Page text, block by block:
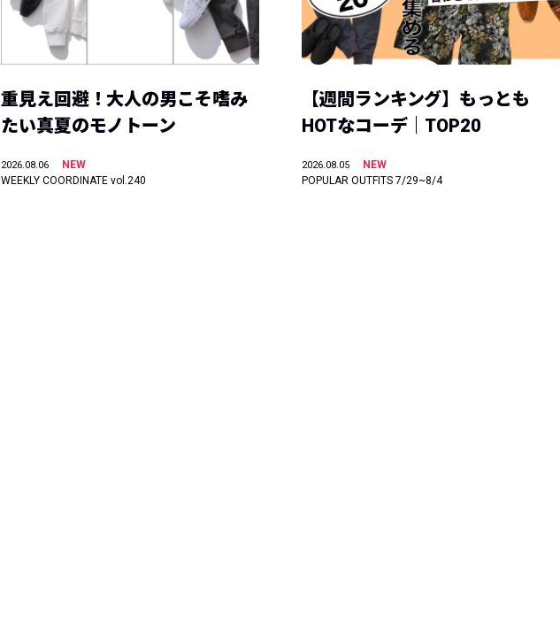
重見え回避！大人の男こそ嗜み
たい真夏のモノトーン
2026.08.06
NEW
WEEKLY COORDINATE vol.240
【週間ランキング】もっとも
HOTなコーデ｜TOP20
2026.08.05
NEW
POPULAR OUTFITS 7/29~8/4